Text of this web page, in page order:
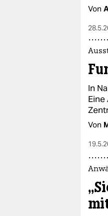
Von
In
Von